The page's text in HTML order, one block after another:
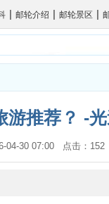
| 邮轮介绍 | 邮轮景区 |
游推荐？ -
04-30 07:00 点击：